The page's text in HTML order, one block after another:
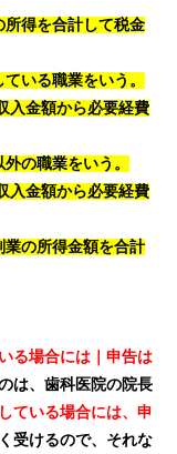
得を合計して税金
いる職業をいう。
入金額から必要経費
の職業をいう。
入金額から必要経費
業の所得金額を合計
る場合には｜申告は
は、歯科医院の院長
ている場合には、申
受けるので、それな